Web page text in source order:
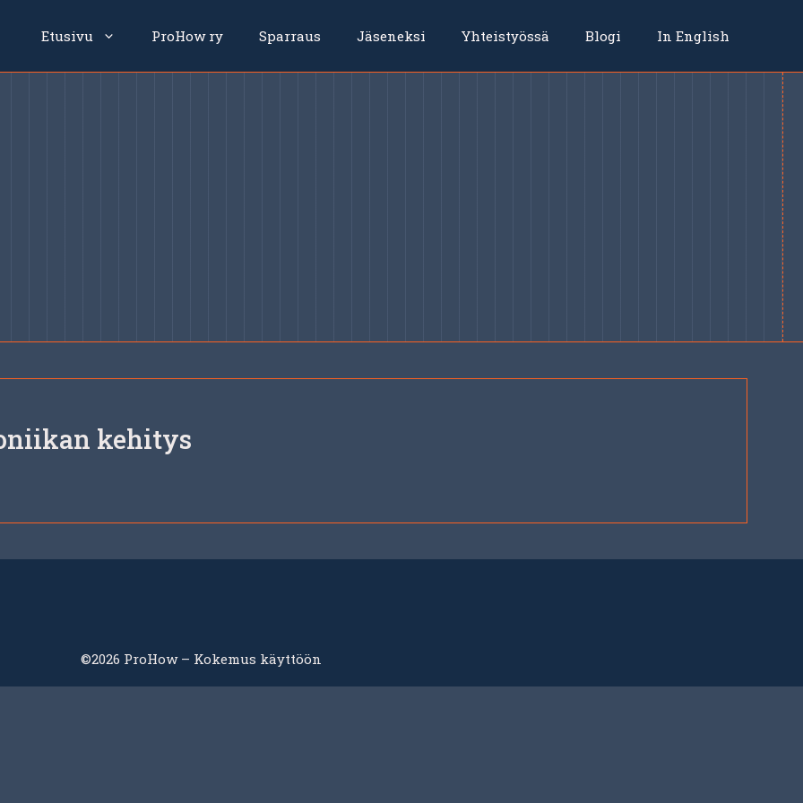
Etusivu ProHow ry Sparraus Jäseneksi Yhteistyössä Blogi In English
kehitys
©2026 ProHow – Kokemus käyttöön